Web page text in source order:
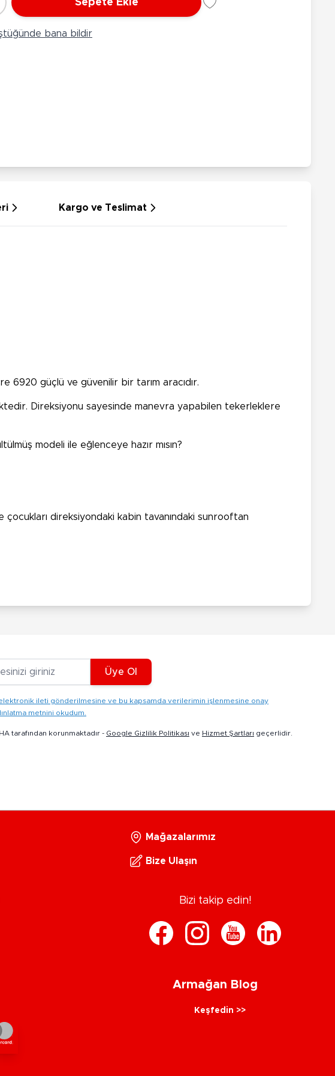
Ürünleri
Akülü Araçlar
Bin Git Araçlar
Çeşitli Peluşlar
Sepete Ekle
bana bildir
Kargo ve Teslimat
6920 güçlü ve güvenilir bir tarım aracıdır.
Direksiyonu sayesinde manevra yapabilen tekerleklere
modeli ile eğlenceye hazır mısın?
çocukları direksiyondaki kabin tavanındaki sunrooftan
Üye Ol
ileti gönderilmesine ve bu kapsamda verilerimin işlenmesine onay
metnini okudum.
tarafından korunmaktadır - Google Gizlilik Politikası ve Hizmet Şartları geçerlidir.
Mağazalarımız
Bize Ulaşın
Bizi takip edin!
Armağan Blog
Keşfedin >>